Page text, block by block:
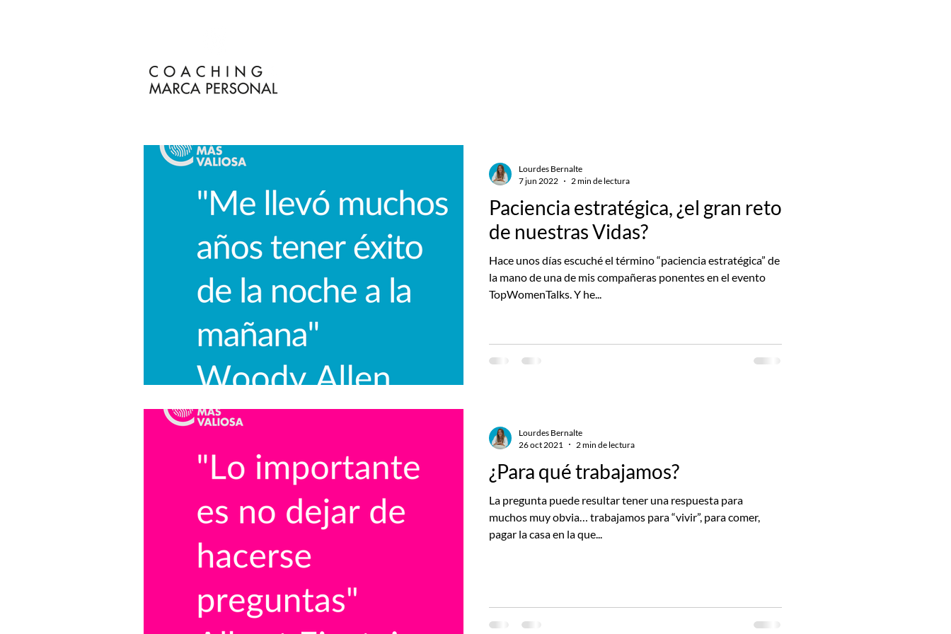
Paciencia estratégica, ¿el gran reto
de nuestras Vidas?
Hace unos días escuché el término “paciencia estratégica” de
la mano de una de mis compañeras ponentes en el evento
TopWomenTalks. Y he...
Lourdes Bernalte
7 jun 2022
2 min de lectura
¿Para qué trabajamos?
La pregunta puede resultar tener una respuesta para
muchos muy obvia… trabajamos para “vivir”, para comer,
pagar la casa en la que...
Lourdes Bernalte
26 oct 2021
2 min de lectura